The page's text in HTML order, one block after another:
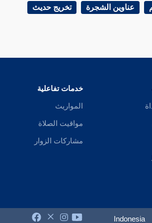
عناوين الشجرة تخريج حديث
خدمات تفاعلية
المواريث
مواقيت الصلاة
مشاركات الزوار
Indonesia